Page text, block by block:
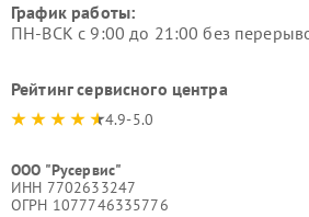
График работы:
ПН-ВСК с 9:00 до 21:00 без
Рейтинг сервисного центра
4.9-5.0
ООО "Русервис"
ИНН 7702633247
ОГРН 1077746335776